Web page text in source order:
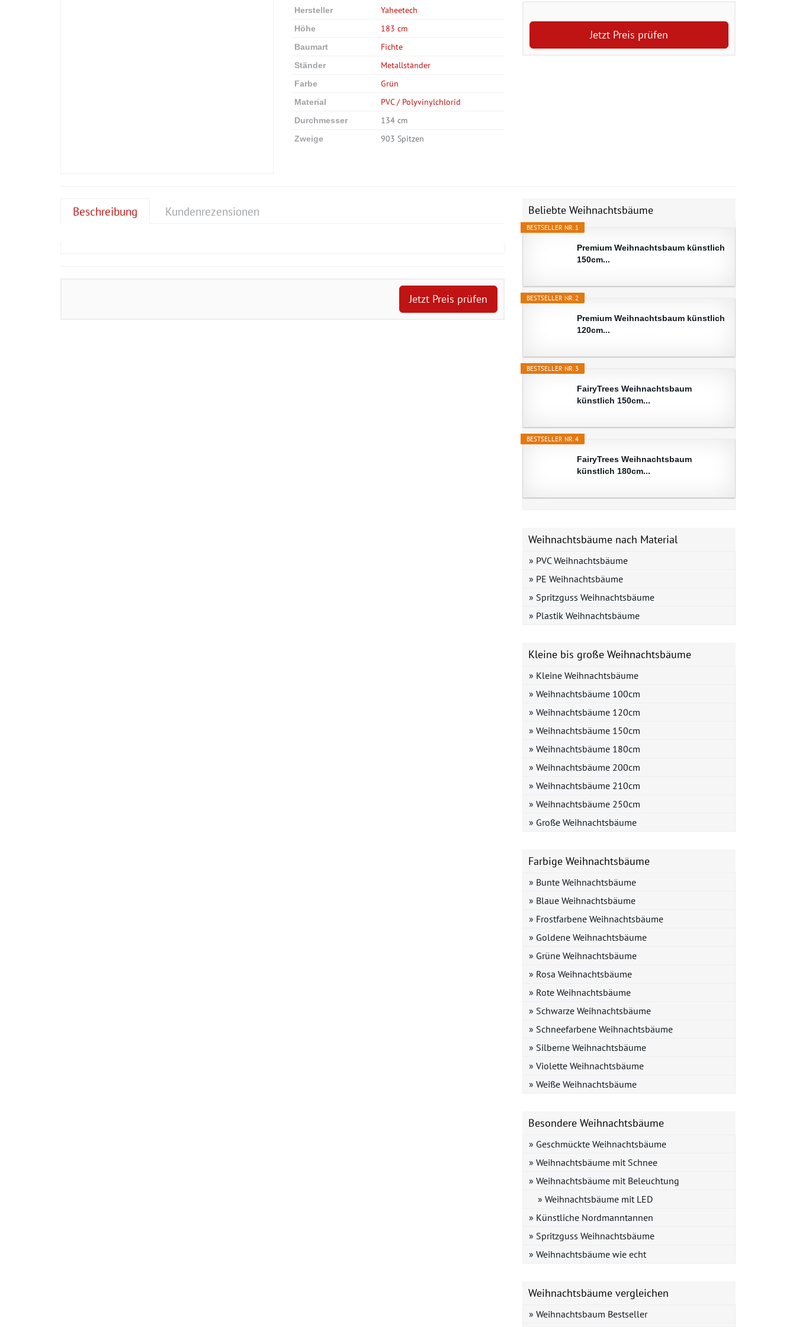
Jetzt Preis prüfen
Hersteller Yaheetech
Höhe 183 cm
Baumart Fichte
Ständer Metallständer
Farbe Grün
Material PVC / Polyvinylchlorid
Durchmesser 134 cm
Zweige 903 Spitzen
Beschreibung Kundenrezensionen
Jetzt Preis prüfen
Beliebte Weihnachtsbäume
BESTSELLER NR. 1
Premium Weihnachtsbaum künstlich
150cm...
BESTSELLER NR. 2
Premium Weihnachtsbaum künstlich
120cm...
BESTSELLER NR. 3
FairyTrees Weihnachtsbaum
künstlich 150cm...
BESTSELLER NR. 4
FairyTrees Weihnachtsbaum
künstlich 180cm...
Weihnachtsbäume nach Material
» PVC Weihnachtsbäume
» PE Weihnachtsbäume
» Spritzguss Weihnachtsbäume
» Plastik Weihnachtsbäume
Kleine bis große Weihnachtsbäume
» Kleine Weihnachtsbäume
» Weihnachtsbäume 100cm
» Weihnachtsbäume 120cm
» Weihnachtsbäume 150cm
» Weihnachtsbäume 180cm
» Weihnachtsbäume 200cm
» Weihnachtsbäume 210cm
» Weihnachtsbäume 250cm
» Große Weihnachtsbäume
Farbige Weihnachtsbäume
» Bunte Weihnachtsbäume
» Blaue Weihnachtsbäume
» Frostfarbene Weihnachtsbäume
» Goldene Weihnachtsbäume
» Grüne Weihnachtsbäume
» Rosa Weihnachtsbäume
» Rote Weihnachtsbäume
» Schwarze Weihnachtsbäume
» Schneefarbene Weihnachtsbäume
» Silberne Weihnachtsbäume
» Violette Weihnachtsbäume
» Weiße Weihnachtsbäume
Besondere Weihnachtsbäume
» Geschmückte Weihnachtsbäume
» Weihnachtsbäume mit Schnee
» Weihnachtsbäume mit Beleuchtung
» Weihnachtsbäume mit LED
» Künstliche Nordmanntannen
» Spritzguss Weihnachtsbäume
» Weihnachtsbäume wie echt
Weihnachtsbäume vergleichen
» Weihnachtsbaum Bestseller